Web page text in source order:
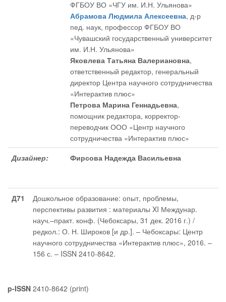
ФГБОУ ВО «ЧГУ им. И.Н. Ульянова»
Абрамова Людмила Алексеевна, д-р
пед. наук, профессор ФГБОУ ВО
«Чувашский государственный университет
им. И.Н. Ульянова»
Яковлева Татьяна Валериановна,
ответственный редактор, генеральный
директор Центра научного сотрудничества
«Интерактив плюс»
Петрова Марина Геннадьевна,
помощник редактора, корректор-
переводчик ООО «Центр научного
сотрудничества «Интерактив плюс»
Дизайнер:
Фирсова Надежда Васильевна
Д71
Дошкольное образование: опыт, проблемы,
перспективы развития : материалы XI Междунар.
науч.–практ. конф. (Чебоксары, 31 дек. 2016 г.) /
редкол.: О. Н. Широков [и др.]. – Чебоксары: Центр
научного сотрудничества «Интерактив плюс», 2016. –
156 с. – ISSN 2410-8642.
p-ISSN 2410-8642 (print)